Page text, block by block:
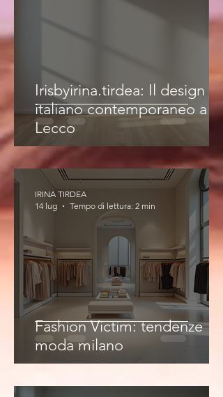
Irisbyirina.tirdea: Il design
italiano contemporaneo a
Lecco
Fashion Victim: tendenze
moda milano
IRINA TIRDEA
14 lug
Tempo di lettura: 2 min